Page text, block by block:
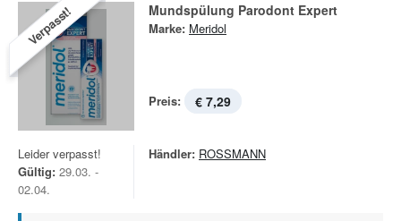
Verpasst! Mundspülung Parodont Expert
Marke: Meridol
Preis: € 7,29
Leider verpasst!
Gültig: 29.03. -
02.04.
Händler: ROSSMANN